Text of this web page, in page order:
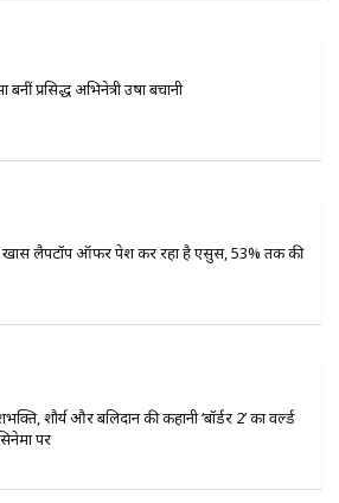
बनीं प्रसिद्ध अभिनेत्री उषा बचानी
खास लैपटॉप ऑफर पेश कर रहा है एसुस, 53% तक की
शौर्य और बलिदान की कहानी ‘बॉर्डर 2’ का वर्ल्ड
पर